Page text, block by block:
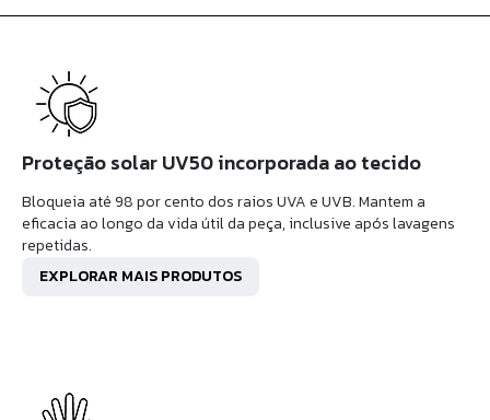
Proteção solar UV50 incorporada ao tecido
Bloqueia até 98 por cento dos raios UVA e UVB. Mantem a
eficacia ao longo da vida útil da peça, inclusive após lavagens
repetidas.
EXPLORAR MAIS PRODUTOS